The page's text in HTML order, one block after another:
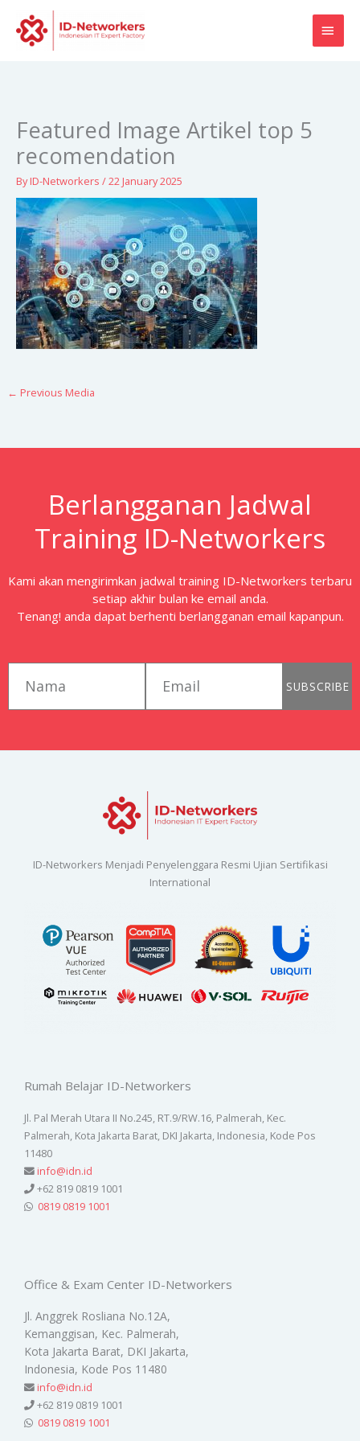
content
Featured Image Artikel top 5
recomendation
ByID-Networkers /22 January 2025
← Previous Media
Berlangganan Jadwal
Training ID-Networkers
Kami akan mengirimkan jadwal training ID-Networkers terbaru
setiap akhir bulan ke email anda.
Tenang! anda dapat berhenti berlangganan email kapanpun.
SUBSCRIBE
ID-Networkers Menjadi Penyelenggara Resmi Ujian Sertifikasi
International
Rumah Belajar ID-Networkers
Jl. Pal Merah Utara II No.245, RT.9/RW.16, Palmerah, Kec.
Palmerah, Kota Jakarta Barat, DKI Jakarta, Indonesia, Kode Pos
11480
info@idn.id
+62 819 0819 1001
0819 0819 1001
Office & Exam Center ID-Networkers
Jl. Anggrek Rosliana No.12A,
Kemanggisan, Kec. Palmerah,
Kota Jakarta Barat, DKI Jakarta,
Indonesia, Kode Pos 11480
info@idn.id
+62 819 0819 1001
0819 0819 1001